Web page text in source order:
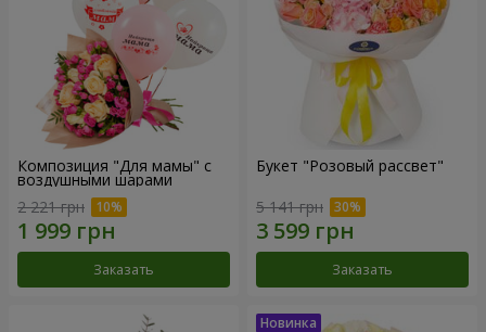
Композиция "Для мамы" с
воздушными шарами
2 221 грн
Заказать
Букет "Розовый рассвет"
5 141 грн
Заказать